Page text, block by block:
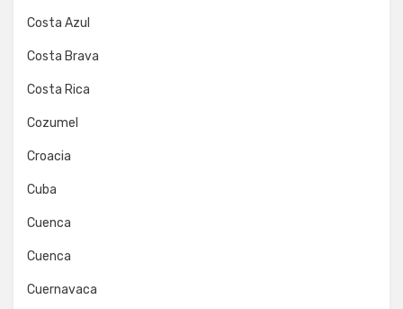
Costa Azul
Costa Brava
Costa Rica
Cozumel
Croacia
Cuba
Cuenca
Cuenca
Cuernavaca